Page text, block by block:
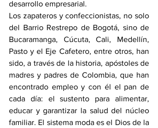
desarrollo empresarial.
Los zapateros y confeccionistas, no solo
del Barrio Restrepo de Bogotá, sino de
Bucaramanga, Cúcuta, Cali, Medellín,
Pasto y el Eje Cafetero, entre otros, han
sido, a través de la historia, apóstoles de
madres y padres de Colombia, que han
encontrado empleo y con él el pan de
cada día: el sustento para alimentar,
educar y garantizar la salud del núcleo
familiar. El sistema moda es el Dios de la